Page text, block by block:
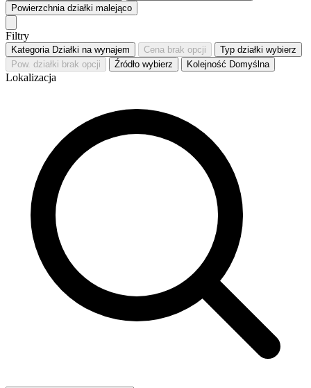
Powierzchnia działki malejąco
Filtry
Kategoria Działki na wynajem Cena brak opcji Typ działki wybierz
Pow. działki brak opcji Źródło wybierz Kolejność Domyślna
Lokalizacja